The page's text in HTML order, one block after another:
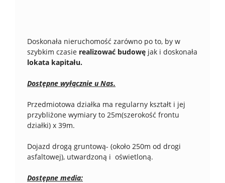
Doskonała nieruchomość zarówno po to, by w
szybkim czasie realizować budowę jak i doskonała
lokata kapitału.
Dostępne wyłącznie u Nas.
Przedmiotowa działka ma regularny kształt i jej
przybliżone wymiary to 25m(szerokość frontu
działki) x 39m.
Dojazd drogą gruntową- (około 250m od drogi
asfaltowej), utwardzoną i oświetloną.
Dostępne media: